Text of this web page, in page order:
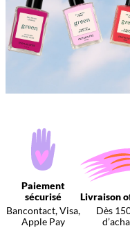
Paiement
sécurisé
Bancontact, Visa,
Apple Pay
Livraison
Dès